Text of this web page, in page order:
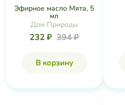
Эфирное масло Мята, 5
мл
Дом Природы
232 ₽ 394 ₽
В корзину